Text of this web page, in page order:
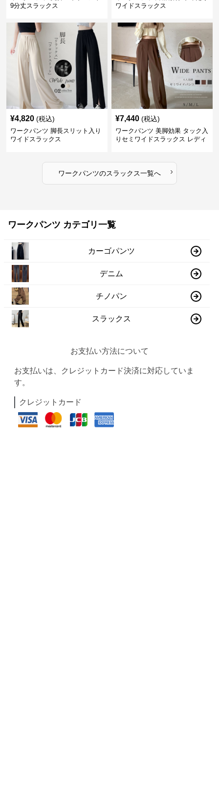
9分丈スラックス
ワイドスラックス
¥4,820 (税込)
ワークパンツ 脚長スリット入り
ワイドスラックス
¥7,440 (税込)
ワークパンツ 美脚効果 タック入
りセミワイドスラックス レディ
ワークパンツのスラックス一覧へ ›
ワークパンツ カテゴリ一覧
カーゴパンツ
デニム
チノパン
スラックス
お支払い方法について
お支払いは、クレジットカード決済に対応していま
す。
クレジットカード